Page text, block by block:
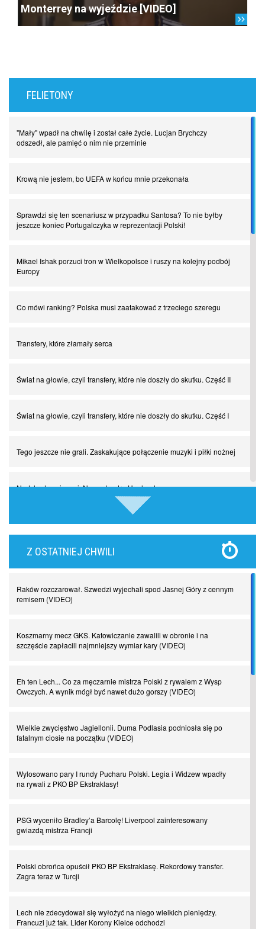
Monterrey na wyjeździe [VIDEO]
FELIETONY
"Mały" wpadł na chwilę i został całe życie. Lucjan Brychczy
odszedł, ale pamięć o nim nie przeminie
Krową nie jestem, bo UEFA w końcu mnie przekonała
Sprawdzi się ten scenariusz w przypadku Santosa? To nie byłby
jeszcze koniec Portugalczyka w reprezentacji Polski!
Mikael Ishak porzuci tron w Wielkopolsce i ruszy na kolejny podbój
Europy
Co mówi ranking? Polska musi zaatakować z trzeciego szeregu
Transfery, które złamały serca
Świat na głowie, czyli transfery, które nie doszły do skutku. Część II
Świat na głowie, czyli transfery, które nie doszły do skutku. Część I
Tego jeszcze nie grali. Zaskakujące połączenie muzyki i piłki nożnej
Nadchodzą giganci. Nunez kontra Haaland
Lewandowski kontra Bayern. Czy wilk będzie syty, a owca cała?
Piłkarz z numerem 47. Phil Foden i inne przypadki
Spadkowicze z Serie A. Komu powiemy ciao?
Powrót do Ekstraklasy. Kolejny sen Miedzi Legnica
Chłopak z pizzerii. Kim był zmarły Mino Raiola?
drużynę?
Z OSTATNIEJ CHWILI
Raków rozczarował. Szwedzi wyjechali spod Jasnej Góry z cennym
remisem (VIDEO)
Koszmarny mecz GKS. Katowiczanie zawalili w obronie i na
szczęście zapłacili najmniejszy wymiar kary (VIDEO)
Eh ten Lech... Co za męczarnie mistrza Polski z rywalem z Wysp
Owczych. A wynik mógł być nawet dużo gorszy (VIDEO)
Wielkie zwycięstwo Jagiellonii. Duma Podlasia podniosła się po
fatalnym ciosie na początku (VIDEO)
Wylosowano pary I rundy Pucharu Polski. Legia i Widzew wpadły
na rywali z PKO BP Ekstraklasy!
PSG wyceniło Bradley’a Barcolę! Liverpool zainteresowany
gwiazdą mistrza Francji
Polski obrońca opuścił PKO BP Ekstraklasę. Rekordowy transfer.
Zagra teraz w Turcji
Lech nie zdecydował się wyłożyć na niego wielkich pieniędzy.
Francuzi już tak. Lider Korony Kielce odchodzi